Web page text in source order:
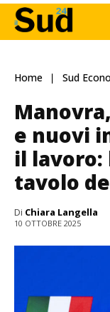
Home Sud
e nuovi
il lavoro:
tavolo
Di Chiara Langella
10 OTTOBRE 2025